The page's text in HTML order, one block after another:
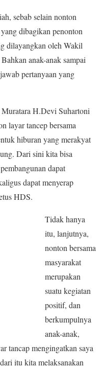
sebab selain nonton
dibagikan penonton
dilayangkan oleh Wakil
anak-anak sampai
pertanyaan yang
H.Devi Suhartoni
layar tancep bersama
hiburan yang merakyat
Dari sini kita bisa
dapat
dapat menyerap
HDS.
Tidak hanya
itu, lanjutnya,
nonton bersama
masyarakat
merupakan
suatu kegiatan
positif, dan
berkumpulnya
anak-anak,
tancap mengingatkan saya
itu kita melaksanakan